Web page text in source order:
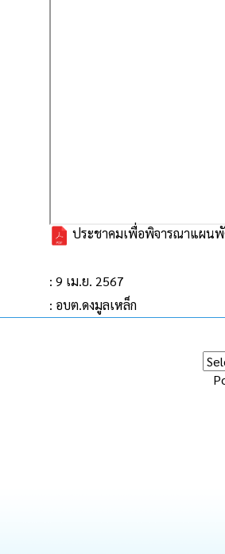
ประชาคมเพื่อพิจารณาแผน
: 9 เม.ย. 2567
: อบต.ดงมูลเหล็ก